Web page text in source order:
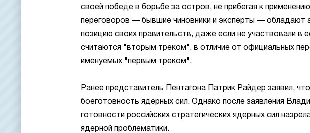
своей победе в борьбе за остров, не прибегая к
переговоров — бывшие чиновники и эксперты — обладают
позицию своих правительств, даже если не участвовали в
считаются "вторым треком", в отличие от официальных
именуемых "первым треком".
Ранее представитель Пентагона Патрик Райдер заявил,
боеготовность ядерных сил. Однако после заявления
готовности российских стратегических ядерных сил
ядерной проблематики.